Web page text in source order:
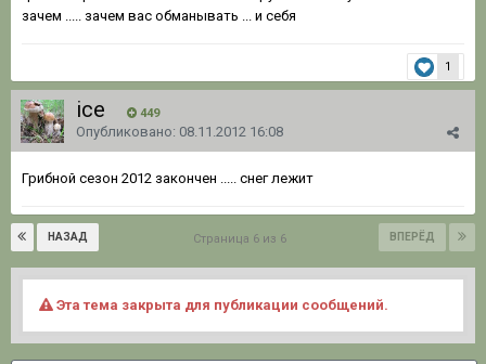
зачем ..... зачем вас обманывать ... и себя
1
ice 449
Опубликовано: 08.11.2012 16:08
Грибной сезон 2012 закончен ..... снег лежит
НАЗАД ВПЕРЁД
Страница 6 из 6
Эта тема закрыта для публикации сообщений.